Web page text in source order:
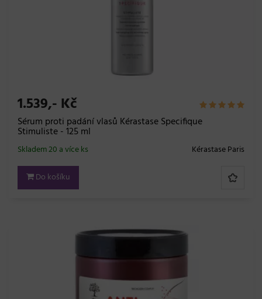
1.539,- Kč
Sérum proti padání vlasů Kérastase Specifique
Stimuliste - 125 ml
Kérastase Paris
Skladem 20 a více ks
Do košíku